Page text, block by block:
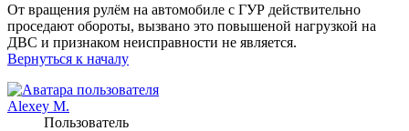
От вращения рулём на автомобиле с ГУР действительно
проседают обороты, вызвано это повышеной нагрузкой на
ДВС и признаком неисправности не является.
Вернуться к началу
Alexey M.
Пользователь